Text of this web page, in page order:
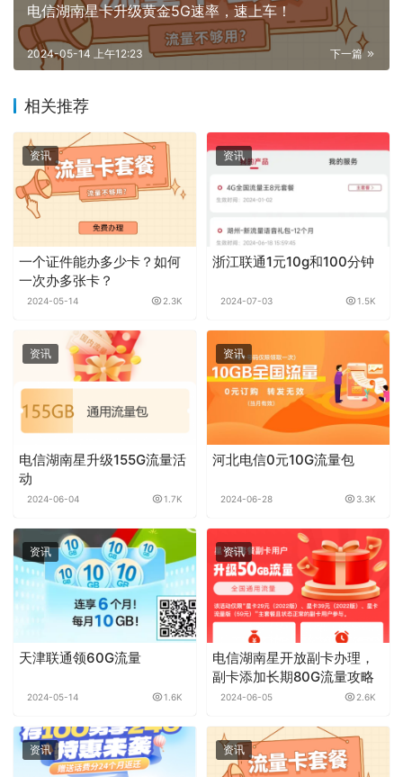
电信湖南星卡升级黄金5G速率，速上车！
下一篇
2024-05-14 上午12:23
相关推荐
资讯
一个证件能办多少卡？如何
一次办多张卡？
2024-05-14 2.3K
资讯
浙江联通1元10g和100分钟
2024-07-03 1.5K
资讯
电信湖南星升级155G流量活
动
2024-06-04 1.7K
资讯
河北电信0元10G流量包
2024-06-28 3.3K
资讯
天津联通领60G流量
2024-05-14 1.6K
资讯
电信湖南星开放副卡办理，
副卡添加长期80G流量攻略
2024-06-05 2.6K
资讯 资讯